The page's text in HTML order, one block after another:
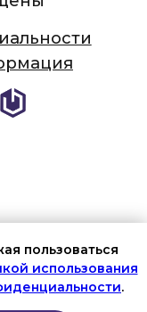
пользоваться
использования
.